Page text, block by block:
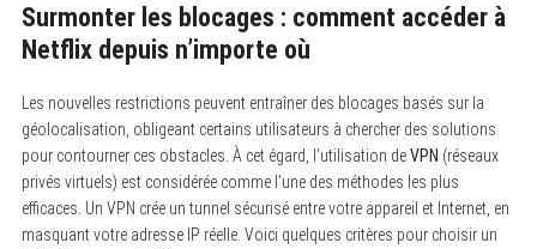
Surmonter les blocages : comment accéder à
Netflix depuis n’importe où
Les nouvelles restrictions peuvent entraîner des blocages basés sur la
géolocalisation, obligeant certains utilisateurs à chercher des solutions
pour contourner ces obstacles. À cet égard, l’utilisation deVPN (réseaux
privés virtuels) est considérée comme l’une des méthodes les plus
efficaces. Un VPN crée un tunnel sécurisé entre votre appareil et Internet, en
masquant votre adresse IP réelle. Voici quelques critères pour choisir un